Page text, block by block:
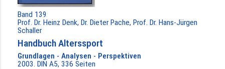
Band 139
Prof. Dr. Heinz Denk, Dr. Dieter Pache, Prof. Dr. Hans-Jürgen
Schaller
Handbuch Alterssport
Grundlagen - Analysen - Perspektiven
2003. DIN A5, 336 Seiten